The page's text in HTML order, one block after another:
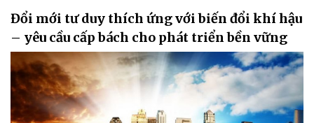
Đổi mới tư duy thích ứng với biến đổi khí hậu
– yêu cầu cấp bách cho phát triển bền vững